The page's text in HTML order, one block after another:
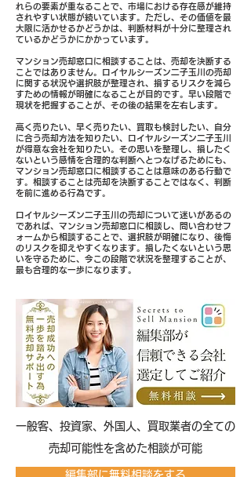
れらの要素が重なることで、市場における存在感が維持
されやすい状態が続いています。ただし、その価値を最
大限に活かせるかどうかは、判断材料が十分に整理され
ているかどうかにかかっています。
マンション売却窓口に相談することは、売却を決断する
ことではありません。ロイヤルシーズン二子玉川の売却
に関する状況や選択肢が整理され、損するリスクを減ら
すための情報が明確になることが目的です。早い段階で
現状を把握することが、その後の結果を左右します。
高く売りたい、早く売りたい、買取も検討したい、自分
に合う売却方法を知りたい、ロイヤルシーズン二子玉川
が得意な会社を知りたい。その思いを整理し、損したく
ないという感情を合理的な判断へとつなげるためにも、
マンション売却窓口に相談することは意味のある行動で
す。相談することは売却を決断することではなく、判断
を前に進める行為です。
ロイヤルシーズン二子玉川の売却について迷いがあるの
であれば、マンション売却窓口に相談し、問い合わせフ
ォームから相談することで、選択肢が明確になり、後悔
のリスクを抑えやすくなります。損したくないという思
いを守るために、今この段階で状況を整理することが、
最も合理的な一歩になります。
​一般客、投資家、外国人、買取業者の全ての
売却可能性を含めた相談が可能
編集部に無料相談をする